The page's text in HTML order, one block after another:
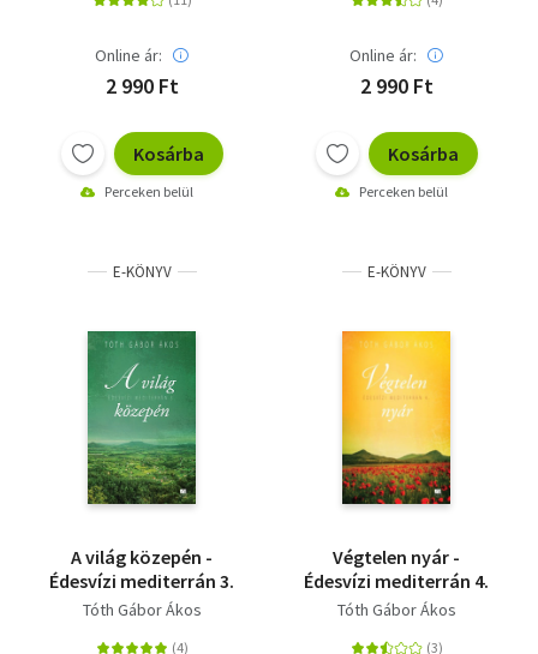
Online ár:
2 990 Ft
Kosárba
Perceken belül
Online ár:
2 990 Ft
Kosárba
Perceken belül
E-KÖNYV
A világ közepén -
Édesvízi mediterrán 3.
Tóth Gábor Ákos
E-KÖNYV
Végtelen nyár -
Édesvízi mediterrán 4.
Tóth Gábor Ákos